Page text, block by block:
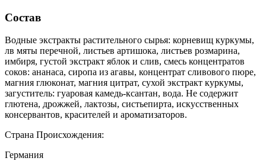
Состав
Водные экстракты растительного сырья: корневищ куркумы,
лв мяты перечной, листьев артишока, листьев розмарина,
имбиря, густой экстракт яблок и слив, смесь концентратов
соков: ананаса, сиропа из агавы, концентрат сливового пюре,
магния глюконат, магния цитрат, сухой экстракт куркумы,
загуститель: гуаровая камедь-ксантан, вода. Не содержит
глютена, дрожжей, лактозы, систьепирта, искусственных
консервантов, красителей и ароматизаторов.
Страна Происхождения:
Германия